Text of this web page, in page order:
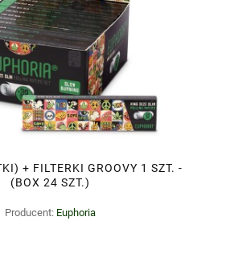
+ FILTERKI GROOVY 1 SZT. -
(BOX 24 SZT.)
Producent: Euphoria